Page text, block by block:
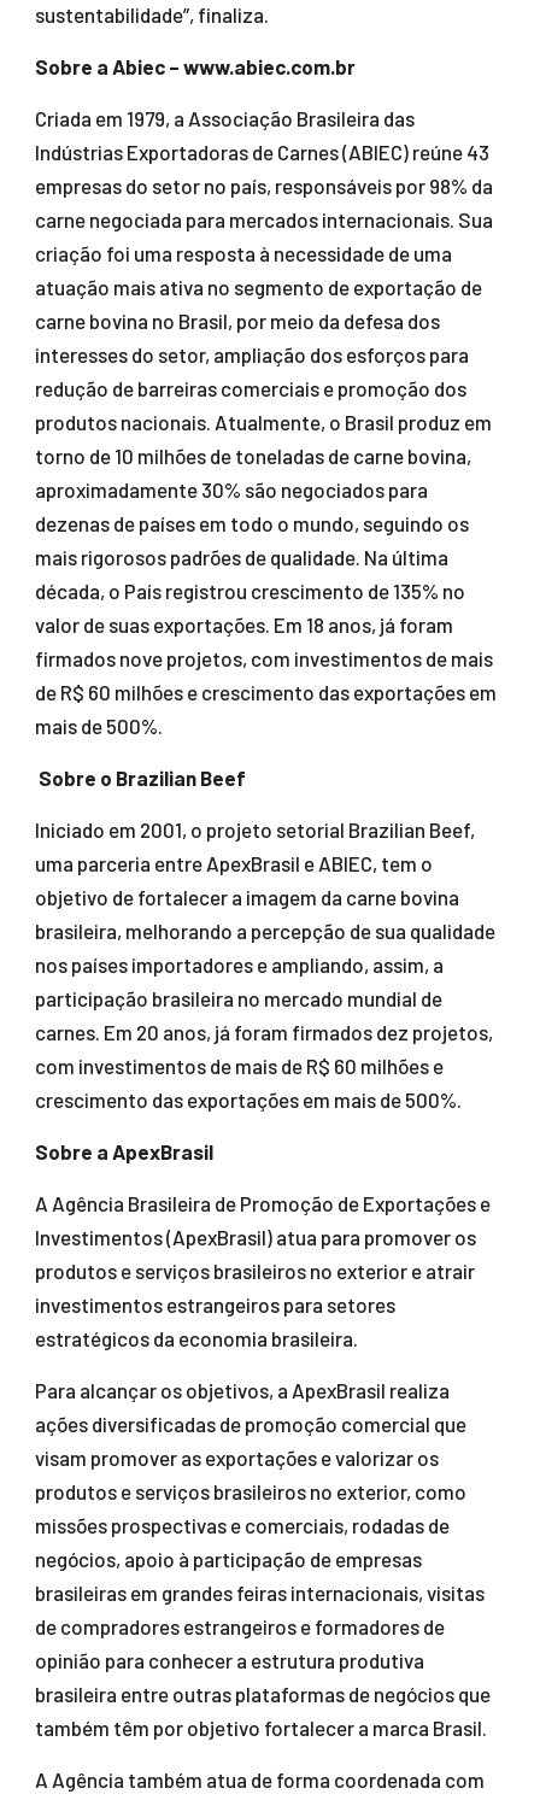
sustentabilidade”, finaliza.
Sobre a Abiec – www.abiec.com.br
Criada em 1979, a Associação Brasileira das
Indústrias Exportadoras de Carnes (ABIEC) reúne 43
empresas do setor no país, responsáveis por 98% da
carne negociada para mercados internacionais. Sua
criação foi uma resposta à necessidade de uma
atuação mais ativa no segmento de exportação de
carne bovina no Brasil, por meio da defesa dos
interesses do setor, ampliação dos esforços para
redução de barreiras comerciais e promoção dos
produtos nacionais. Atualmente, o Brasil produz em
torno de 10 milhões de toneladas de carne bovina,
aproximadamente 30% são negociados para
dezenas de países em todo o mundo, seguindo os
mais rigorosos padrões de qualidade. Na última
década, o País registrou crescimento de 135% no
valor de suas exportações. Em 18 anos, já foram
firmados nove projetos, com investimentos de mais
de R$ 60 milhões e crescimento das exportações em
mais de 500%.
Sobre o Brazilian Beef
Iniciado em 2001, o projeto setorial Brazilian Beef,
uma parceria entre ApexBrasil e ABIEC, tem o
objetivo de fortalecer a imagem da carne bovina
brasileira, melhorando a percepção de sua qualidade
nos países importadores e ampliando, assim, a
participação brasileira no mercado mundial de
carnes. Em 20 anos, já foram firmados dez projetos,
com investimentos de mais de R$ 60 milhões e
crescimento das exportações em mais de 500%.
Sobre a ApexBrasil
A Agência Brasileira de Promoção de Exportações e
Investimentos (ApexBrasil) atua para promover os
produtos e serviços brasileiros no exterior e atrair
investimentos estrangeiros para setores
estratégicos da economia brasileira.
Para alcançar os objetivos, a ApexBrasil realiza
ações diversificadas de promoção comercial que
visam promover as exportações e valorizar os
produtos e serviços brasileiros no exterior, como
missões prospectivas e comerciais, rodadas de
negócios, apoio à participação de empresas
brasileiras em grandes feiras internacionais, visitas
de compradores estrangeiros e formadores de
opinião para conhecer a estrutura produtiva
brasileira entre outras plataformas de negócios que
também têm por objetivo fortalecer a marca Brasil.
A Agência também atua de forma coordenada com